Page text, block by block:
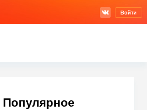
Войти
Популярное